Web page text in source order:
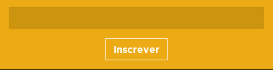
Inscrever